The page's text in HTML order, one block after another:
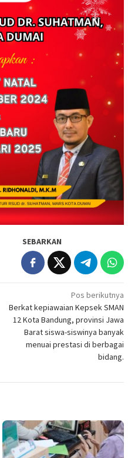
SEBARKAN
Pos berikutnya
Berkat kepiawaian Kepsek SMAN
12 Kota Bandung, provinsi Jawa
Barat siswa-siswinya banyak
menuai prestasi di berbagai
bidang.